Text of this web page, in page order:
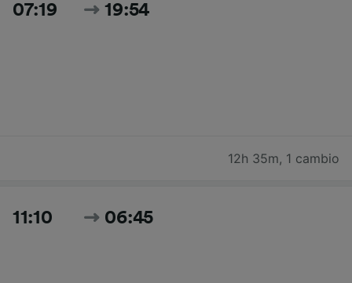
07:19 19:54
12h 35m, 1 cambio
11:10 06:45